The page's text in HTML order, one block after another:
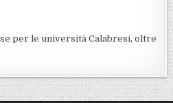
per le università Calabresi, oltre